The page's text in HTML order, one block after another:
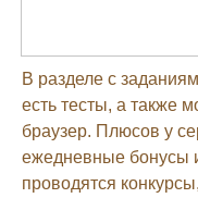
В разделе с
есть тесты, а также
браузер. Плюсов у
ежедневные бонусы
проводятся